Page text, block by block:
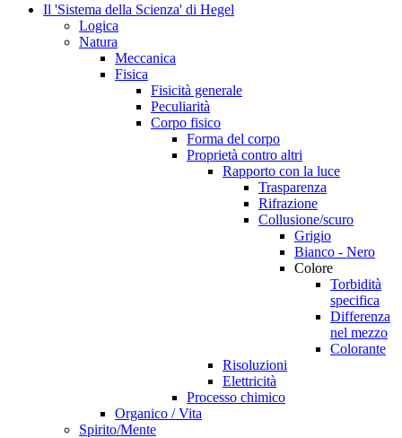
Il 'Sistema della Scienza' di Hegel
Logica
Natura
Meccanica
Fisica
Fisicità generale
Peculiarità
Corpo fisico
Forma del corpo
Proprietà contro altri
Rapporto con la luce
Trasparenza
Rifrazione
Collusione/scuro
Grigio
Bianco - Nero
Colore
Torbidità
specifica
Differenza
nel mezzo
Colorante
Risoluzioni
Elettricità
Processo chimico
Organico / Vita
Spirito/Mente